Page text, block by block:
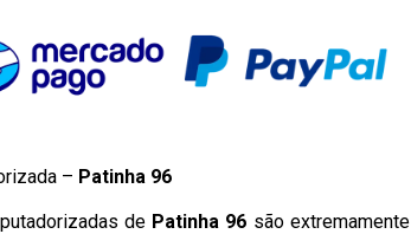
– Patinha 96
de Patinha 96 são extremamente